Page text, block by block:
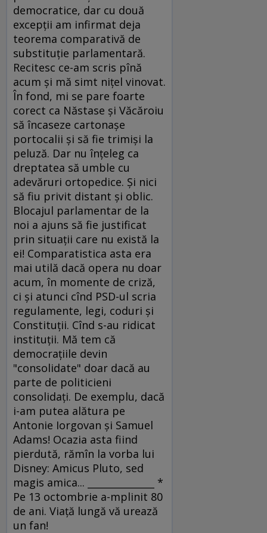
democratice, dar cu două
excepţii am infirmat deja
teorema comparativă de
substituţie parlamentară.
Recitesc ce-am scris pînă
acum şi mă simt niţel vinovat.
În fond, mi se pare foarte
corect ca Năstase şi Văcăroiu
să încaseze cartonaşe
portocalii şi să fie trimişi la
peluză. Dar nu înţeleg ca
dreptatea să umble cu
adevăruri ortopedice. Şi nici
să fiu privit distant şi oblic.
Blocajul parlamentar de la
noi a ajuns să fie justificat
prin situaţii care nu există la
ei! Comparatistica asta era
mai utilă dacă opera nu doar
acum, în momente de criză,
ci şi atunci cînd PSD-ul scria
regulamente, legi, coduri şi
Constituţii. Cînd s-au ridicat
instituţii. Mă tem că
democraţiile devin
"consolidate" doar dacă au
parte de politicieni
consolidaţi. De exemplu, dacă
i-am putea alătura pe
Antonie Iorgovan şi Samuel
Adams! Ocazia asta fiind
pierdută, rămîn la vorba lui
Disney: Amicus Pluto, sed
magis amica... ______________ *
Pe 13 octombrie a-mplinit 80
de ani. Viaţă lungă vă urează
un fan!